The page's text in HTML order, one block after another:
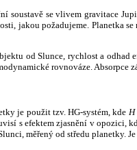
soustavě se vlivem gravitace
jakou požadujeme.
od Slunce, rychlost a
rovnováze. Absorpce
je použit tzv. HG-systém, kde H
s efektem zjasnění v opozici,
měřený od středu planetky.